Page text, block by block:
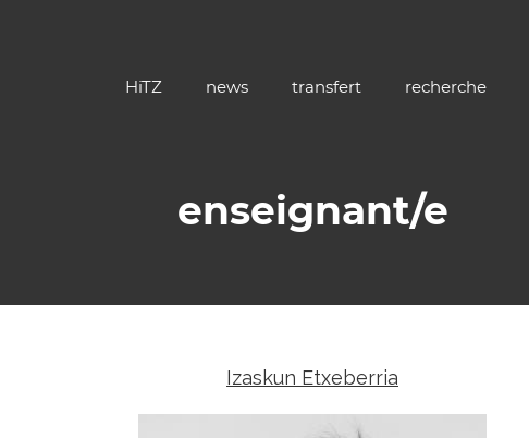
HiTZ news transfert recherche
enseignant/e
Izaskun Etxeberria